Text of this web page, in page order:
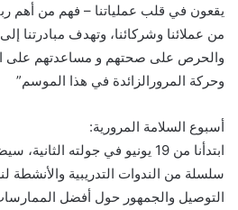
يقعون في قلب عملياتنا – فهم من أهم
من عملائنا وشركائنا، وتهدف مبادرتنا
والحرص على صحتهم و مساعدتهم على
وحركة المرورالزائدة في هذا الموسم”
أسبوع السلامة المرورية:
ابتدأنا من 19 يونيو في جولته
سلسلة من الندوات التدريبية
التوصيل والجمهور حول أفضل